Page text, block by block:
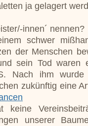
ja gelagert
innen´ nennen?
schwer
der Menschen
sein Tod waren
Nach ihm
zukünftig eine
keine
unserer